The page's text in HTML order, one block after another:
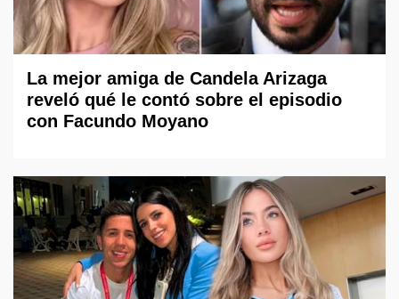
La mejor amiga de Candela Arizaga
reveló qué le contó sobre el episodio
con Facundo Moyano